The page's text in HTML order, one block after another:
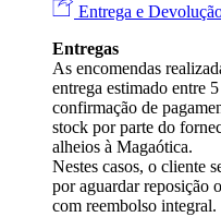
Entrega e
Entregas
As encomendas
entrega estimado entre
confirmação de
stock por parte do
alheios à Magaótica.
Nestes casos, o cliente
por aguardar reposição
com reembolso integral.